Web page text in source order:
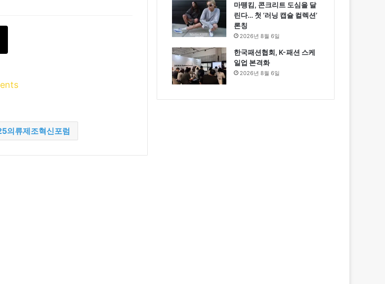
의류제조혁신포럼
마뗑킴, 콘크리트 도심을 달
린다… 첫 ‘러닝 캡슐 컬렉션’
론칭
2026년 8월 6일
한국패션협회, K-패션 스케
일업 본격화
2026년 8월 6일